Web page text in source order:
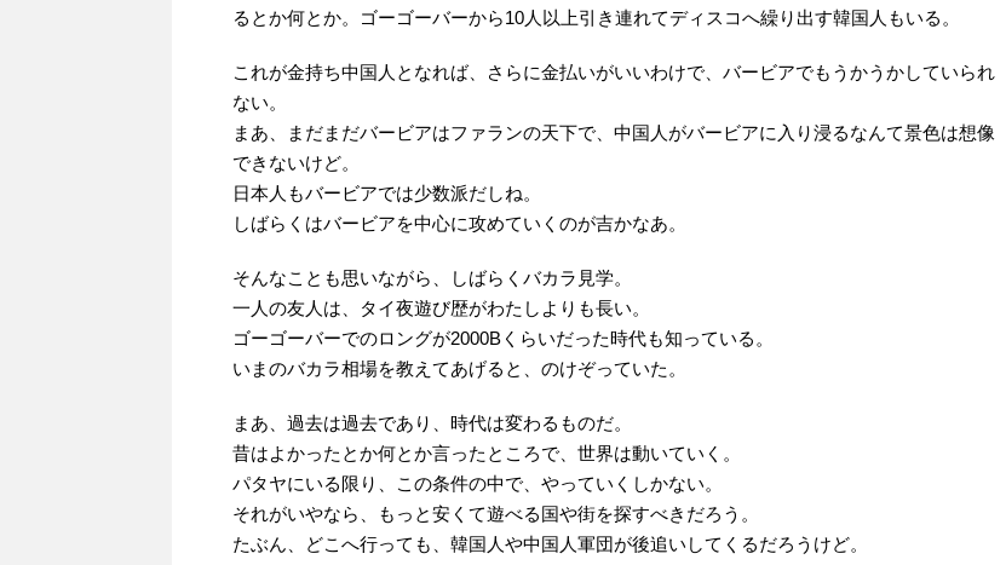
るとか何とか。ゴーゴーバーから10人以上引き連れてディスコへ繰り出す韓国人もいる。
これが金持ち中国人となれば、さらに金払いがいいわけで、バービアでもうかうかしていられ
ない。
まあ、まだまだバービアはファランの天下で、中国人がバービアに入り浸るなんて景色は想像
できないけど。
日本人もバービアでは少数派だしね。
しばらくはバービアを中心に攻めていくのが吉かなあ。
そんなことも思いながら、しばらくバカラ見学。
一人の友人は、タイ夜遊び歴がわたしよりも長い。
ゴーゴーバーでのロングが2000Bくらいだった時代も知っている。
いまのバカラ相場を教えてあげると、のけぞっていた。
まあ、過去は過去であり、時代は変わるものだ。
昔はよかったとか何とか言ったところで、世界は動いていく。
パタヤにいる限り、この条件の中で、やっていくしかない。
それがいやなら、もっと安くて遊べる国や街を探すべきだろう。
たぶん、どこへ行っても、韓国人や中国人軍団が後追いしてくるだろうけど。